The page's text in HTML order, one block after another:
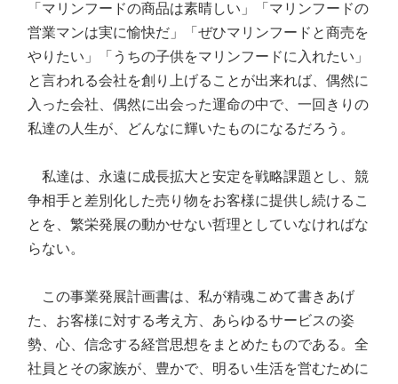
「マリンフードの商品は素晴しい」「マリンフードの
営業マンは実に愉快だ」「ぜひマリンフードと商売を
やりたい」「うちの子供をマリンフードに入れたい」
と言われる会社を創り上げることが出来れば、偶然に
入った会社、偶然に出会った運命の中で、一回きりの
私達の人生が、どんなに輝いたものになるだろう。
私達は、永遠に成長拡大と安定を戦略課題とし、競
争相手と差別化した売り物をお客様に提供し続けるこ
とを、繁栄発展の動かせない哲理としていなければな
らない。
この事業発展計画書は、私が精魂こめて書きあげ
た、お客様に対する考え方、あらゆるサービスの姿
勢、心、信念する経営思想をまとめたものである。全
社員とその家族が、豊かで、明るい生活を営むために